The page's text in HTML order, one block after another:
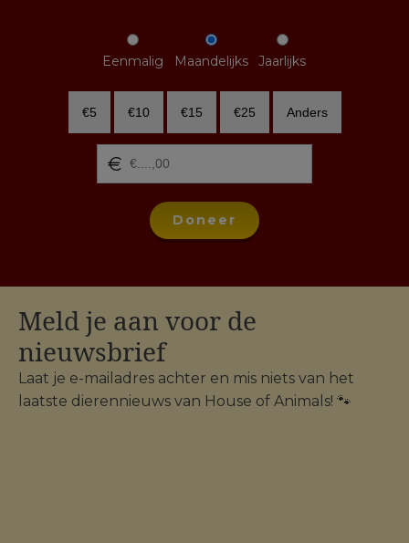
Eenmalig Maandelijks Jaarlijks
€5 €10 €15 €25 Anders
Doneer
Meld je aan voor de
nieuwsbrief
Laat je e-mailadres achter en mis niets van het
laatste dierennieuws van House of Animals! 🐾